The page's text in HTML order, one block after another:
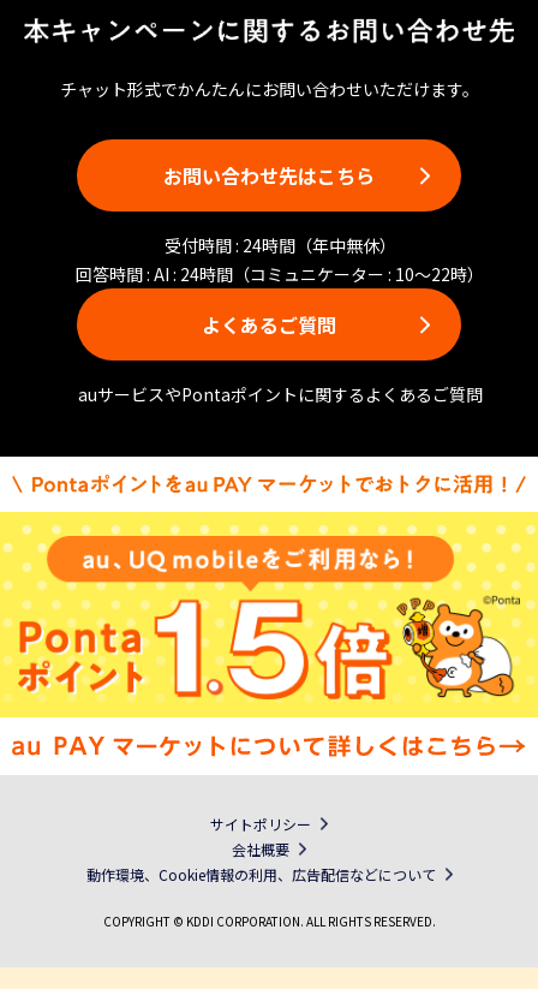
チャット形式でかんたんにお問い合わせいただけます。
お問い合わせ先はこちら
受付時間 : 24時間（年中無休）
回答時間 : AI : 24時間（コミュニケーター : 10〜22時）
よくあるご質問
auサービスやPontaポイントに関するよくあるご質問
サイトポリシー
会社概要
動作環境、Cookie情報の利用、広告配信などについて
COPYRIGHT © KDDI CORPORATION. ALL RIGHTS RESERVED.